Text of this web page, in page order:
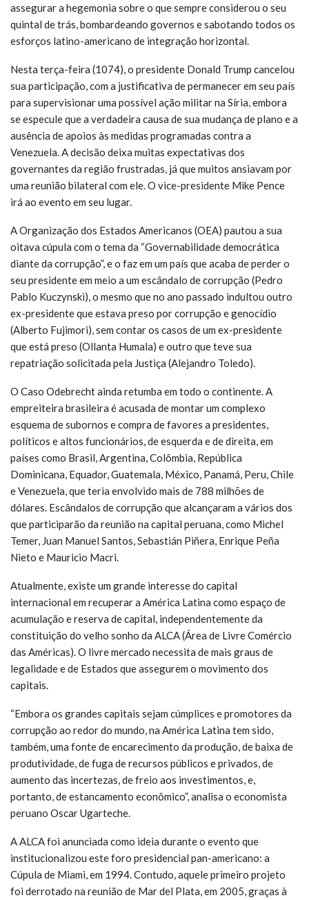
assegurar a hegemonia sobre o que sempre considerou o seu
quintal de trás, bombardeando governos e sabotando todos os
esforços latino-americano de integração horizontal.
Nesta terça-feira (1074), o presidente Donald Trump cancelou
sua participação, com a justificativa de permanecer em seu país
para supervisionar uma possível ação militar na Síria, embora
se especule que a verdadeira causa de sua mudança de plano e a
ausência de apoios às medidas programadas contra a
Venezuela. A decisão deixa muitas expectativas dos
governantes da região frustradas, já que muitos ansiavam por
uma reunião bilateral com ele. O vice-presidente Mike Pence
irá ao evento em seu lugar.
A Organização dos Estados Americanos (OEA) pautou a sua
oitava cúpula com o tema da “Governabilidade democrática
diante da corrupção”, e o faz em um país que acaba de perder o
seu presidente em meio a um escândalo de corrupção (Pedro
Pablo Kuczynski), o mesmo que no ano passado indultou outro
ex-presidente que estava preso por corrupção e genocídio
(Alberto Fujimori), sem contar os casos de um ex-presidente
que está preso (Ollanta Humala) e outro que teve sua
repatriação solicitada pela Justiça (Alejandro Toledo).
O Caso Odebrecht ainda retumba em todo o continente. A
empreiteira brasileira é acusada de montar um complexo
esquema de subornos e compra de favores a presidentes,
políticos e altos funcionários, de esquerda e de direita, em
países como Brasil, Argentina, Colômbia, República
Dominicana, Equador, Guatemala, México, Panamá, Peru, Chile
e Venezuela, que teria envolvido mais de 788 milhões de
dólares. Escândalos de corrupção que alcançaram a vários dos
que participarão da reunião na capital peruana, como Michel
Temer, Juan Manuel Santos, Sebastián Piñera, Enrique Peña
Nieto e Mauricio Macri.
Atualmente, existe um grande interesse do capital
internacional em recuperar a América Latina como espaço de
acumulação e reserva de capital, independentemente da
constituição do velho sonho da ALCA (Área de Livre Comércio
das Américas). O livre mercado necessita de mais graus de
legalidade e de Estados que assegurem o movimento dos
capitais.
“Embora os grandes capitais sejam cúmplices e promotores da
corrupção ao redor do mundo, na América Latina tem sido,
também, uma fonte de encarecimento da produção, de baixa de
produtividade, de fuga de recursos públicos e privados, de
aumento das incertezas, de freio aos investimentos, e,
portanto, de estancamento econômico”, analisa o economista
peruano Oscar Ugarteche.
A ALCA foi anunciada como ideia durante o evento que
institucionalizou este foro presidencial pan-americano: a
Cúpula de Miami, em 1994. Contudo, aquele primeiro projeto
foi derrotado na reunião de Mar del Plata, em 2005, graças à